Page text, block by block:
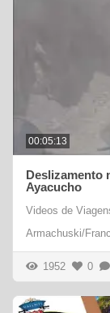
00:05:13
Deslizamento
Ayacucho
Videos de
Armachuski/
1952 0